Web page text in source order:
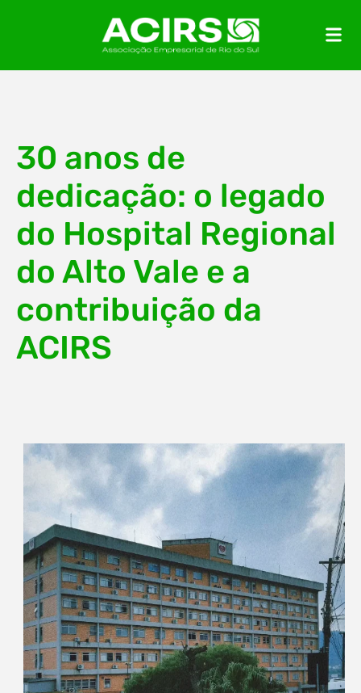
30 anos de
dedicação: o legado
do Hospital Regional
do Alto Vale e a
contribuição da
ACIRS